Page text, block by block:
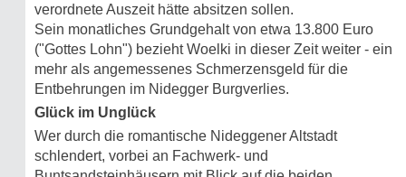
verordnete Auszeit hätte absitzen sollen.
Sein monatliches Grundgehalt von etwa 13.800 Euro
("Gottes Lohn") bezieht Woelki in dieser Zeit weiter - ein
mehr als angemessenes Schmerzensgeld für die
Entbehrungen im Nidegger Burgverlies.
Glück im Unglück
Wer durch die romantische Nideggener Altstadt
schlendert, vorbei an Fachwerk- und